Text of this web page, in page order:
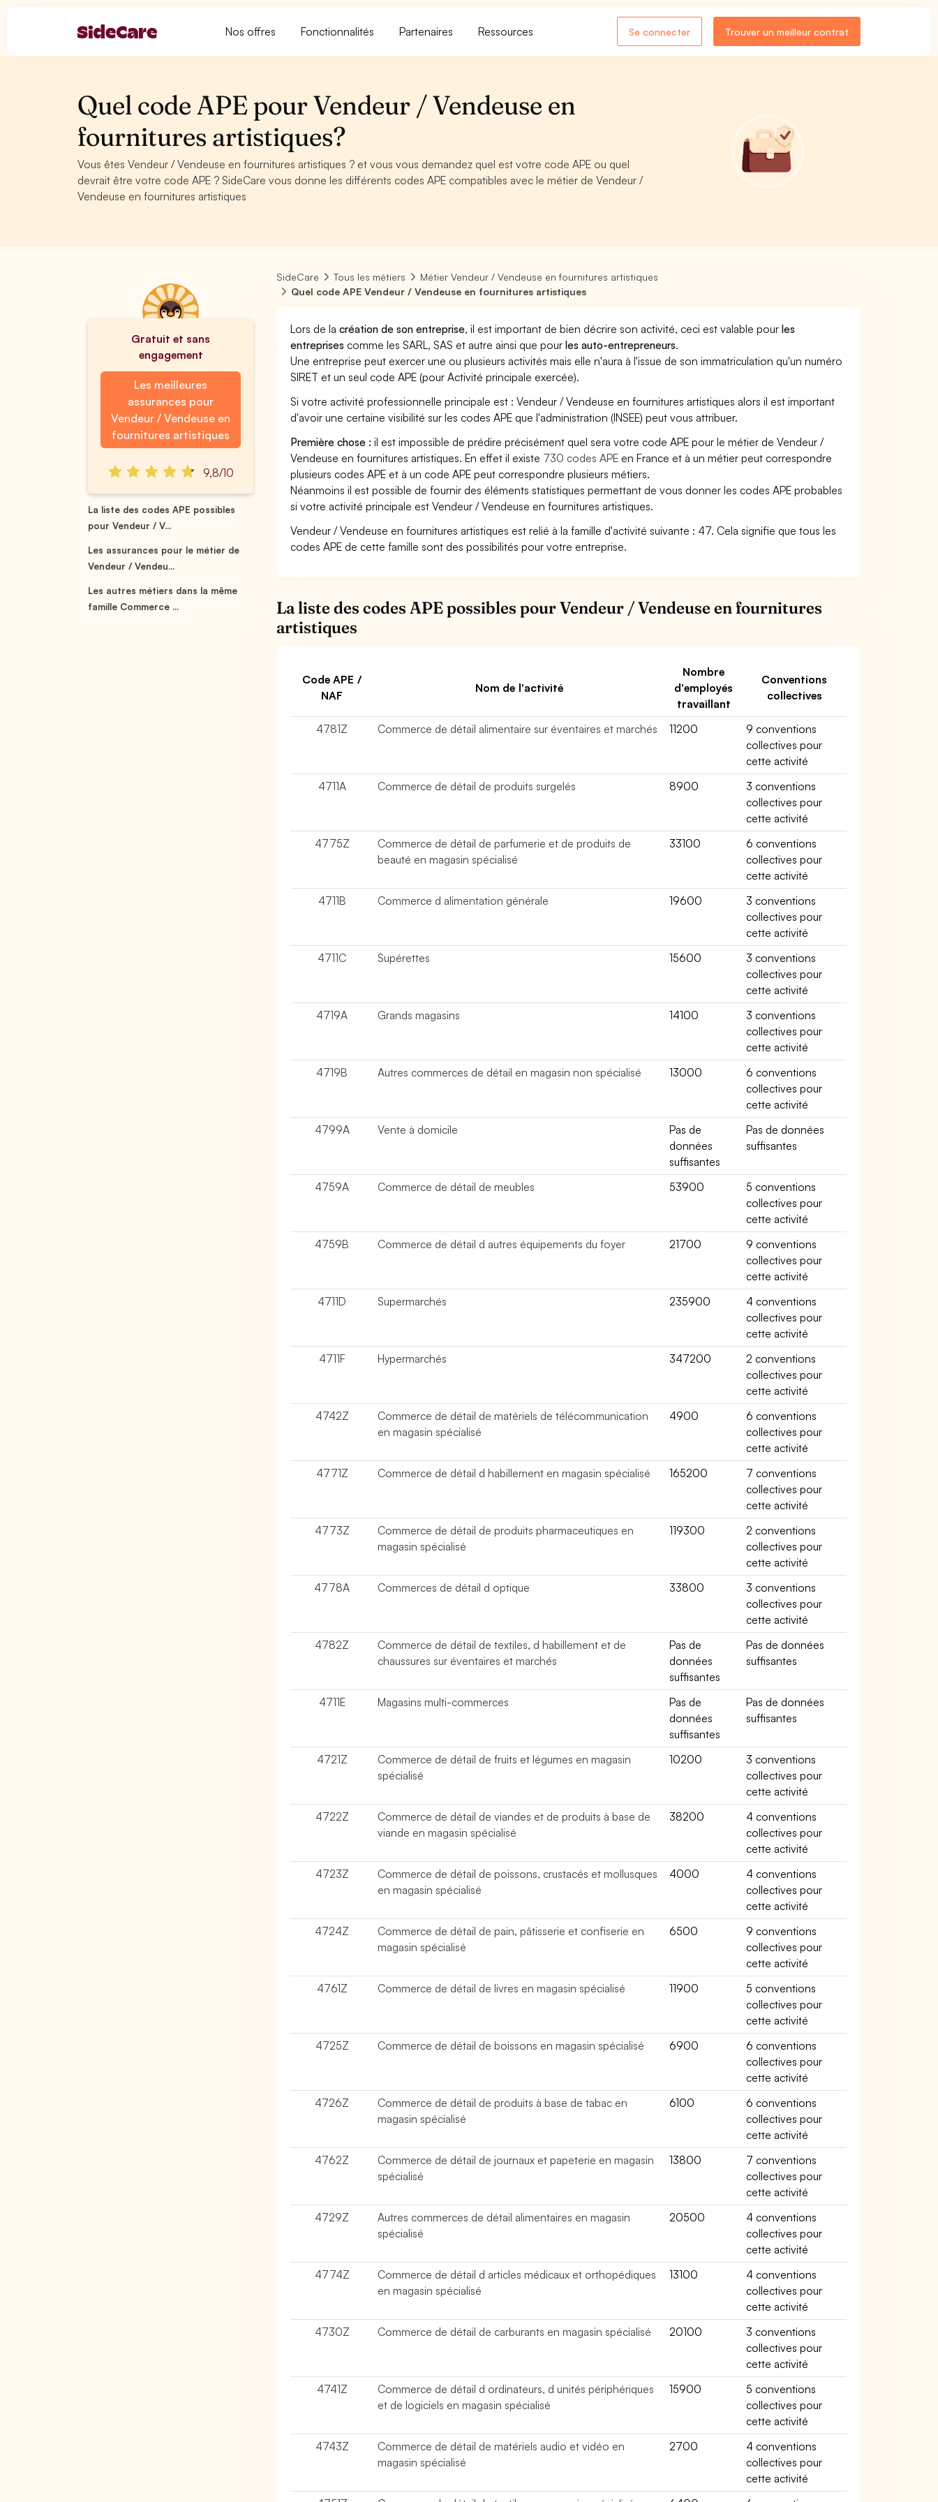
Nos offres Fonctionnalités Partenaires Ressources Se connecter Trouver un meilleur contrat
Quel code APE pour Vendeur / Vendeuse en
fournitures artistiques?
Vous êtes Vendeur / Vendeuse en fournitures artistiques ? et vous vous demandez quel est votre code APE ou quel
devrait être votre code APE ? SideCare vous donne les différents codes APE compatibles avec le métier de Vendeur /
Vendeuse en fournitures artistiques
Gratuit et sans
engagement
Les meilleures
assurances pour
Vendeur / Vendeuse en
fournitures artistiques
9,8/10
La liste des codes APE possibles
pour Vendeur / V...
Les assurances pour le métier de
Vendeur / Vendeu...
Les autres métiers dans la même
famille Commerce ...
SideCare Tous les métiers
Métier Vendeur / Vendeuse en fournitures artistiques
Quel code APE Vendeur / Vendeuse en fournitures artistiques
Lors de lacréation de son entreprise, il est important de bien décrire son activité, ceci est valable pourles
entreprises comme les SARL, SAS et autre ainsi que pourles auto-entrepreneurs.
Une entreprise peut exercer une ou plusieurs activités mais elle n'aura à l'issue de son immatriculation qu'un numéro
SIRET et un seul code APE (pour Activité principale exercée).
Si votre activité professionnelle principale est : Vendeur / Vendeuse en fournitures artistiques alors il est important
d'avoir une certaine visibilité sur les codes APE que l'administration (INSEE) peut vous attribuer.
Première chose : il est impossible de prédire précisément quel sera votre code APE pour le métier de Vendeur /
Vendeuse en fournitures artistiques. En effet il existe 730 codes APE en France et à un métier peut correspondre
plusieurs codes APE et à un code APE peut correspondre plusieurs métiers.
Néanmoins il est possible de fournir des éléments statistiques permettant de vous donner les codes APE probables
si votre activité principale est Vendeur / Vendeuse en fournitures artistiques.
Vendeur / Vendeuse en fournitures artistiques est relié à la famille d'activité suivante : 47. Cela signifie que tous les
codes APE de cette famille sont des possibilités pour votre entreprise.
La liste des codes APE possibles pour Vendeur / Vendeuse en fournitures
artistiques
Code APE /
NAF
Nom de l'activité
Nombre
d'employés
travaillant
Conventions
collectives
4781Z Commerce de détail alimentaire sur éventaires et marchés 11200
9 conventions
collectives pour
cette activité
4711A
Commerce de détail de produits surgelés 8900
3 conventions
collectives pour
cette activité
4775Z
Commerce de détail de parfumerie et de produits de
beauté en magasin spécialisé
33100
6 conventions
collectives pour
cette activité
4711B
Commerce d alimentation générale 19600
3 conventions
collectives pour
cette activité
4711C
Supérettes 15600
3 conventions
collectives pour
cette activité
4719A
Grands magasins 14100
3 conventions
collectives pour
cette activité
4719B
Autres commerces de détail en magasin non spécialisé 13000
6 conventions
collectives pour
cette activité
4799A
Vente à domicile
Pas de
données
suffisantes
Pas de données
suffisantes
4759A Commerce de détail de meubles 53900
5 conventions
collectives pour
cette activité
4759B
Commerce de détail d autres équipements du foyer 21700
9 conventions
collectives pour
cette activité
4711D
Supermarchés 235900
4 conventions
collectives pour
cette activité
4711F
Hypermarchés 347200
2 conventions
collectives pour
cette activité
4742Z
Commerce de détail de matériels de télécommunication
en magasin spécialisé
4900
6 conventions
collectives pour
cette activité
4771Z
Commerce de détail d habillement en magasin spécialisé 165200
7 conventions
collectives pour
cette activité
4773Z
Commerce de détail de produits pharmaceutiques en
magasin spécialisé
119300
2 conventions
collectives pour
cette activité
4778A
Commerces de détail d optique 33800
3 conventions
collectives pour
cette activité
4782Z
Commerce de détail de textiles, d habillement et de
chaussures sur éventaires et marchés
Pas de
données
suffisantes
Pas de données
suffisantes
4711E Magasins multi-commerces
Pas de
données
suffisantes
Pas de données
suffisantes
4721Z
Commerce de détail de fruits et légumes en magasin
spécialisé
10200
3 conventions
collectives pour
cette activité
4722Z
Commerce de détail de viandes et de produits à base de
viande en magasin spécialisé
38200
4 conventions
collectives pour
cette activité
4723Z
Commerce de détail de poissons, crustacés et mollusques
en magasin spécialisé
4000
4 conventions
collectives pour
cette activité
4724Z
Commerce de détail de pain, pâtisserie et confiserie en
magasin spécialisé
6500
9 conventions
collectives pour
cette activité
4761Z
Commerce de détail de livres en magasin spécialisé 11900
5 conventions
collectives pour
cette activité
4725Z
Commerce de détail de boissons en magasin spécialisé 6900
6 conventions
collectives pour
cette activité
4726Z
Commerce de détail de produits à base de tabac en
magasin spécialisé
6100
6 conventions
collectives pour
cette activité
4762Z
Commerce de détail de journaux et papeterie en magasin
spécialisé
13800
7 conventions
collectives pour
cette activité
4729Z
Autres commerces de détail alimentaires en magasin
spécialisé
20500
4 conventions
collectives pour
cette activité
4774Z
Commerce de détail d articles médicaux et orthopédiques
en magasin spécialisé
13100
4 conventions
collectives pour
cette activité
4730Z
Commerce de détail de carburants en magasin spécialisé 20100
3 conventions
collectives pour
cette activité
4741Z
Commerce de détail d ordinateurs, d unités périphériques
et de logiciels en magasin spécialisé
15900
5 conventions
collectives pour
cette activité
4743Z
Commerce de détail de matériels audio et vidéo en
magasin spécialisé
2700
4 conventions
collectives pour
cette activité